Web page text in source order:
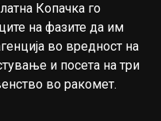
Копачка го
на фазите да им
во вредност на
и посета на три
во ракомет.